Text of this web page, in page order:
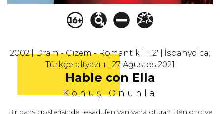
2002 | Dram - Gizem - Romantik | 112' | İspanyolca;
Türkçe altyazılı | 27 Ağustos 2021
Hable con Ella
Konuş Onunla
Bir dans gösterisinde tesadüfen yan yana oturan Benigno ve